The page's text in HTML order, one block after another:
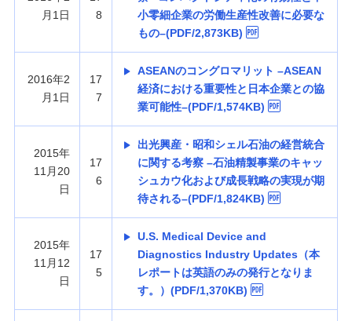
月1日
8
小零細企業の労働生産性改善に必要な
もの–(PDF/2,873KB)
2016年2
月1日
17
7
ASEANのコングロマリット –ASEAN
経済における重要性と日本企業との協
業可能性–(PDF/1,574KB)
2015年
11月20
日
17
6
出光興産・昭和シェル石油の経営統合
に関する考察 –石油精製事業のキャッ
シュカウ化および成長戦略の実現が期
待される–(PDF/1,824KB)
2015年
11月12
日
17
5
U.S. Medical Device and
Diagnostics Industry Updates（本
レポートは英語のみの発行となりま
す。）(PDF/1,370KB)